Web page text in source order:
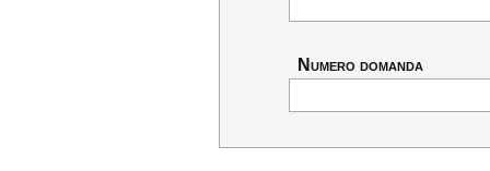
Numero domanda